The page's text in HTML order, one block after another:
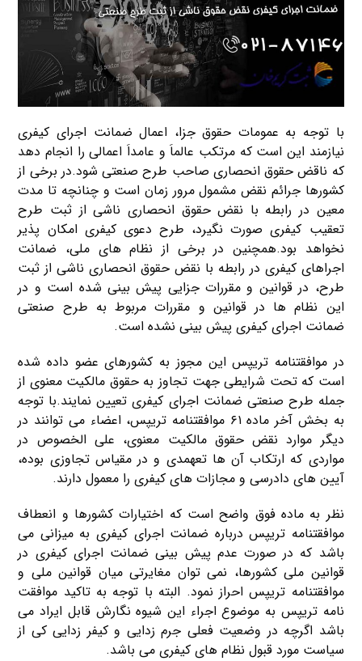
با توجه به عمومات حقوق جزا، اعمال ضمانت اجرای کیفری
نیازمند این است که مرتکب عالماَ و عامداَ اعمالی را انجام دهد
که ناقض حقوق انحصاری صاحب طرح صنعتی شود.در برخی از
کشورها جرائم نقض مشمول مرور زمان است و چنانچه تا مدت
معین در رابطه با نقض حقوق انحصاری ناشی از ثبت طرح
تعقیب کیفری صورت نگیرد، طرح دعوی کیفری امکان پذیر
نخواهد بود.همچنین در برخی از نظام های ملی، ضمانت
اجراهای کیفری در رابطه با نقض حقوق انحصاری ناشی از ثبت
طرح، در قوانین و مقررات جزایی پیش بینی شده است و در
این نظام ها در قوانین و مقررات مربوط به طرح صنعتی
ضمانت اجرای کیفری پیش بینی نشده است.
در موافقتنامه تریپس این مجوز به کشورهای عضو داده شده
است که تحت شرایطی جهت تجاوز به حقوق مالکیت معنوی از
جمله طرح صنعتی ضمانت اجرای کیفری تعیین نمایند.با توجه
به بخش آخر ماده ۶۱ موافقتنامه تریپس، اعضاء می توانند در
دیگر موارد نقض حقوق مالکیت معنوی، علی الخصوص در
مواردی که ارتکاب آن ها تعهمدی و در مقیاس تجاوزی بوده،
آیین های دادرسی و مجازات های کیفری را معمول دارند.
نظر به ماده فوق واضح است که اختیارات کشورها و انعطاف
موافقتنامه تریپس درباره ضمانت اجرای کیفری به میزانی می
باشد که در صورت عدم پیش بینی ضمانت اجرای کیفری در
قوانین ملی کشورها، نمی توان مغایرتی میان قوانین ملی و
موافقتنامه تریپس احراز نمود. البته با توجه به تاکید موافقت
نامه تریپس به موضوع اجراء این شیوه نگارش قابل ایراد می
باشد اگرچه در وضعیت فعلی جرم زدایی و کیفر زدایی کی از
سیاست مورد قبول نظام های کیفری می باشد.